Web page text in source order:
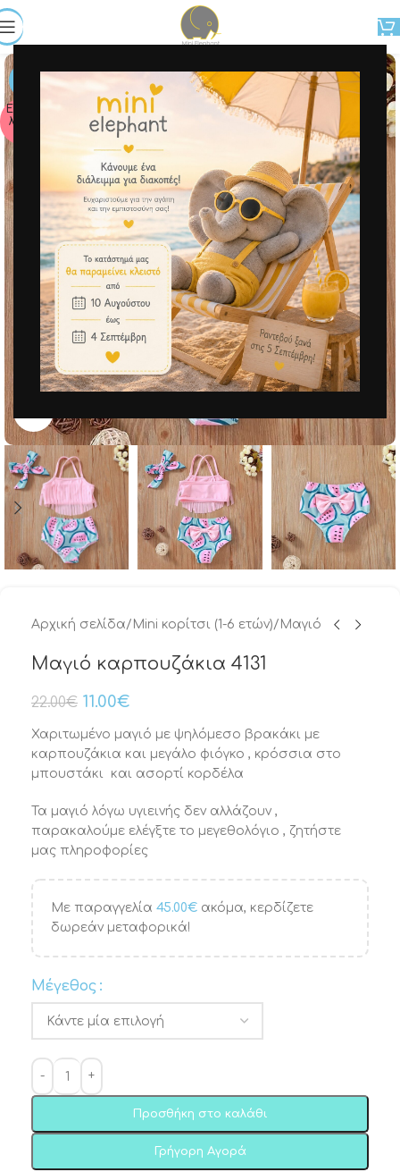
Εξαντ
λήθη
Αρχική σελίδα/ Mini κορίτσι (1-6 ετών)/ Μαγιό
Μαγιό καρπουζάκια 4131
22.00€ 11.00€
Χαριτωμένο μαγιό με ψηλόμεσο βρακάκι με
καρπουζάκια και μεγάλο φιόγκο , κρόσσια στο
μπουστάκι και ασορτί κορδέλα
Τα μαγιό λόγω υγιεινής δεν αλλάζουν ,
παρακαλούμε ελέγξτε το μεγεθολόγιο , ζητήστε
μας πληροφορίες
Με παραγγελία 45.00€ ακόμα, κερδίζετε
δωρεάν μεταφορικά!
Μέγεθος
Προσθήκη στο καλάθι
Γρήγορη Αγορά